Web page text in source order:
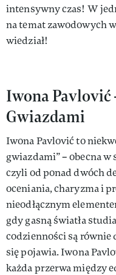
intensywny czas! W
na temat zawodowych
wiedział!
Iwona Pavlović
Gwiazdami
Iwona Pavlović to
gwiazdami” – obecna
czyli od ponad dwóch
oceniania, charyzma i
nieodłącznym
gdy gasną światła
codzienności są
się pojawia. Iwona
każda przerwa między